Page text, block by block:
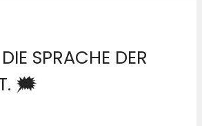
DIE SPRACHE DER
🗯️